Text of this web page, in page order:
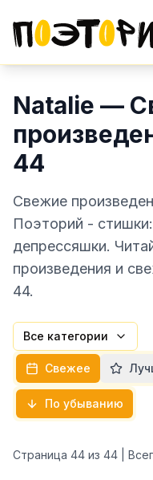
Natalie —
44
Свежие
Поэторий -
депрессяшки.
произведения и
44.
Все категории
Свежее
По убыванию
Страница 44 из 44 |